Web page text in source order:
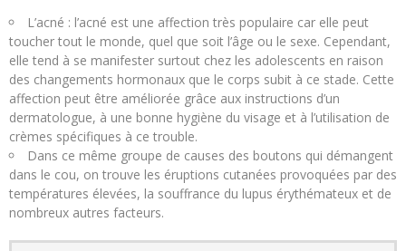
L’acné : l’acné est une affection très populaire car elle peut
toucher tout le monde, quel que soit l’âge ou le sexe. Cependant,
elle tend à se manifester surtout chez les adolescents en raison
des changements hormonaux que le corps subit à ce stade. Cette
affection peut être améliorée grâce aux instructions d’un
dermatologue, à une bonne hygiène du visage et à l’utilisation de
crèmes spécifiques à ce trouble.
Dans ce même groupe de causes des boutons qui démangent
dans le cou, on trouve les éruptions cutanées provoquées par des
températures élevées, la souffrance du lupus érythémateux et de
nombreux autres facteurs.